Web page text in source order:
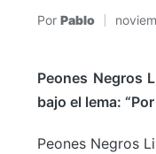
Publicado
Por Pablo
Peones Negros
bajo el lema:
Peones Negros